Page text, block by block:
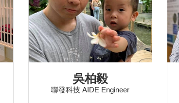
吳柏毅
聯發科技 AIDE Engineer